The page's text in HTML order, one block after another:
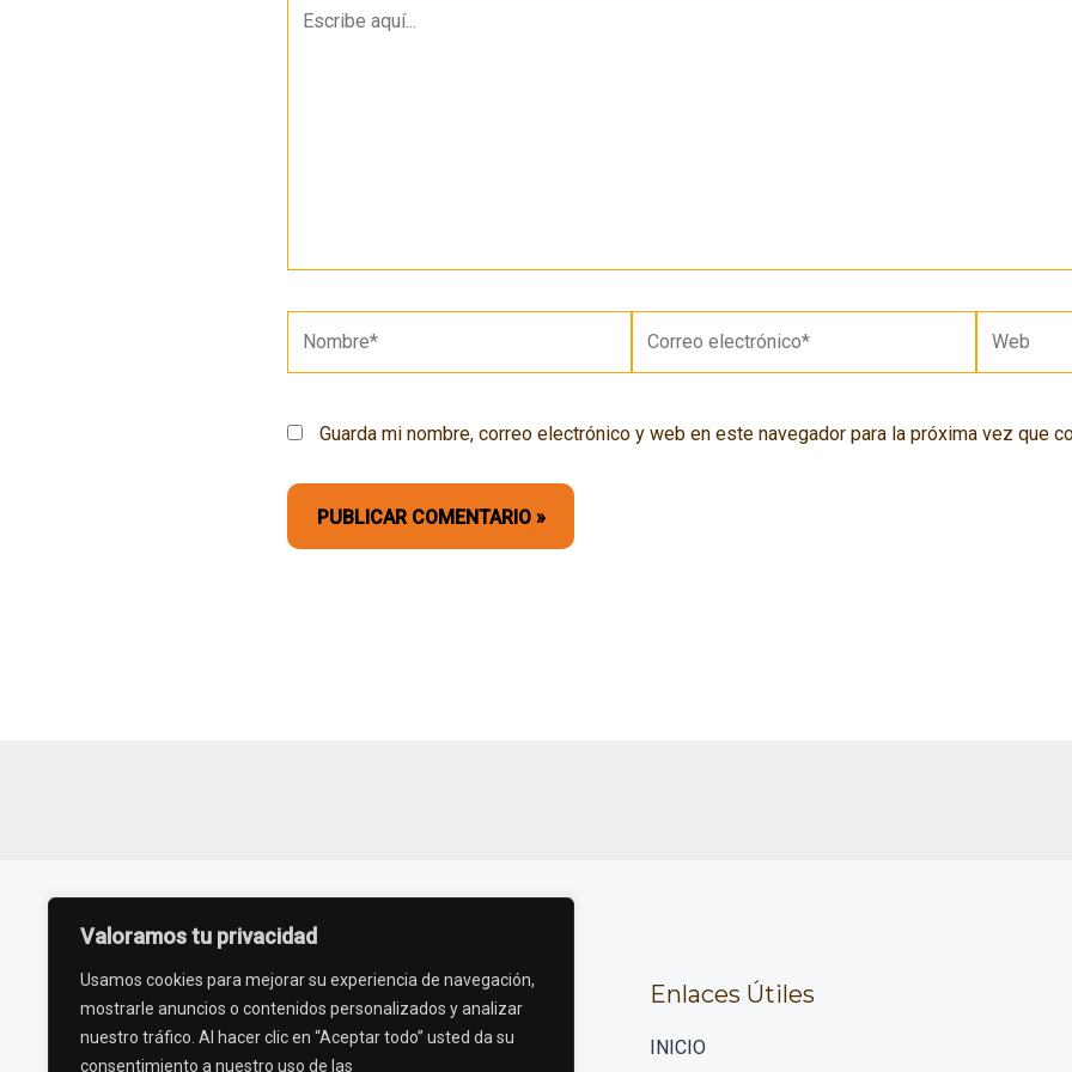
Valoramos tu privacidad
Usamos cookies para mejorar su experiencia de navegación,
mostrarle anuncios o contenidos personalizados y analizar
nuestro tráfico. Al hacer clic en “Aceptar todo” usted da su
consentimiento a nuestro uso de las
aquí...
electrónico*
Guarda mi nombre, correo electrónico y web en este navegador para la próxima vez que
Nosotros
Somos una organización sin fines de lucro
Enlaces Útiles
INICIO